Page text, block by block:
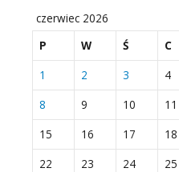
czerwiec 2026
P
W Ś C
1
2 3 4
8
9 10 11
15
16 17 18
22
23 24 25